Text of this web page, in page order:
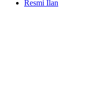
Resmi İlan